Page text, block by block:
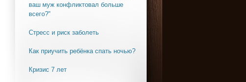
ваш муж конфликтовал больше
всего?"
Стресс и риск заболеть
Как приучить ребёнка спать ночью?
Кризис 7 лет